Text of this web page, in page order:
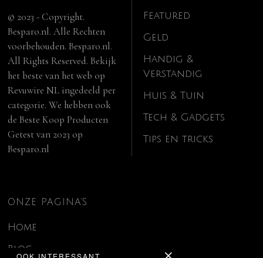
OOK INTERESSANT
© 2023 - Copyright.
Besparo.nl. Alle Rechten
voorbehouden. Besparo.nl.
All Rights Reserved. Bekijk
het beste van het web op
Revuwire NL ingedeeld per
categorie. We hebben ook
deBeste Koop Producten
Getest van 2023 op
Besparo.nl
Featured
Geld
Handig &
Verstandig
Huis & Tuin
Tech & Gadgets
Tips en tricks
ONZE PAGINA’S
Home
Blog